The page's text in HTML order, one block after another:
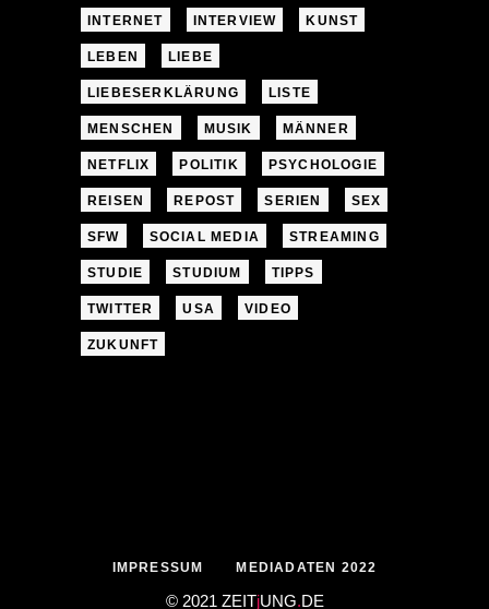
INTERNET INTERVIEW KUNST
LEBEN LIEBE
LIEBESERKLÄRUNG LISTE
MENSCHEN MUSIK MÄNNER
NETFLIX POLITIK PSYCHOLOGIE
REISEN REPOST SERIEN SEX
SFW SOCIAL MEDIA STREAMING
STUDIE STUDIUM TIPPS
TWITTER USA VIDEO
ZUKUNFT
IMPRESSUM MEDIADATEN 2022
© 2021 ZEITjUNG.DE